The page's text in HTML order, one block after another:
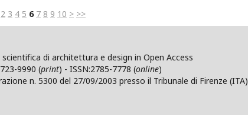
2 3 4 5 6 7 8 9 10 > >>
scientifica di architettura e design in Open Access
9990 (print) - ISSN:2785-7778 (online)
n. 5300 del 27/09/2003 presso il Tribunale di Firenze (ITA)